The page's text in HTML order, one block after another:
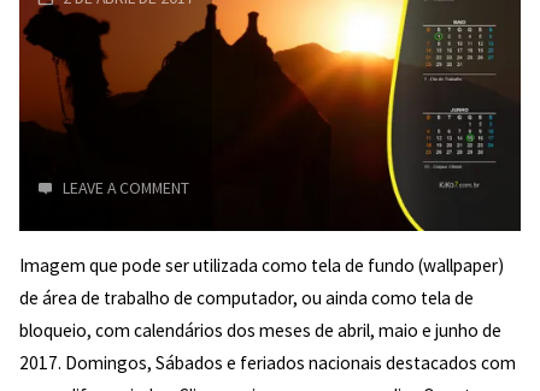
Fundo
LEAVE A COMMENT
Imagem que pode ser utilizada como tela de fundo (wallpaper)
de área de trabalho de computador, ou ainda como tela de
bloqueio, com calendários dos meses de abril, maio e junho de
2017. Domingos, Sábados e feriados nacionais destacados com